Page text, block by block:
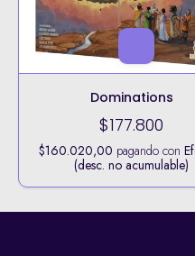
Dominations
$177.800
$160.020,00 pagando con
(desc. no acumulable)